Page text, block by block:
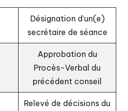
Désignation d’un(e)
secrétaire de séance
Approbation du
Procès-Verbal du
précédent conseil
Relevé de décisions du